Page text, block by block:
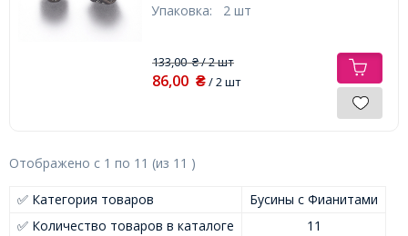
Упаковка: 2 шт
133,00₴/ 2 шт
86,00 ₴/ 2 шт
Отображено с 1 по 11 (из 11 )
✅ Категория товаров
Бусины с Фианитами
✅ Количество товаров в каталоге
11